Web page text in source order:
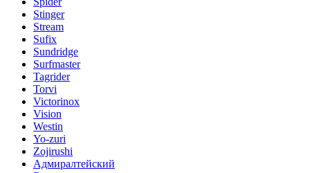
Stinger
Stream
Sufix
Sundridge
Surfmaster
Tagrider
Torvi
Victorinox
Vision
Westin
Yo-zuri
Zojirushi
Адмиралтейский